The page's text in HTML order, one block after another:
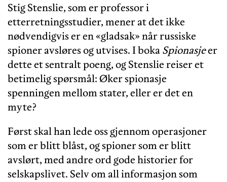
Stig Stenslie, som er professor i
etterretningsstudier, mener at det ikke
nødvendigvis er en «gladsak» når russiske
spioner avsløres og utvises. I bokaSpionasjeer
dette et sentralt poeng, og Stenslie reiser et
betimelig spørsmål: Øker spionasje
spenningen mellom stater, eller er det en
myte?
Først skal han lede oss gjennom operasjoner
som er blitt blåst, og spioner som er blitt
avslørt, med andre ord gode historier for
selskapslivet. Selv om all informasjon som